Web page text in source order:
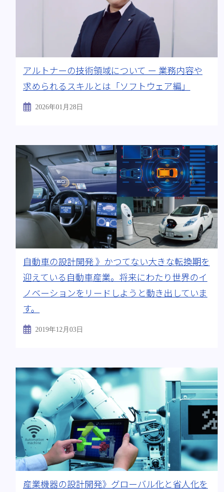
アルトナーの技術領域について ー 業務内容や
求められるスキルとは「ソフトウェア編」
2026年01月28日
自動車の設計開発 》かつてない大きな転換期を
迎えている自動車産業。将来にわたり世界のイ
ノベーションをリードしようと動き出していま
す。
2019年12月03日
産業機器の設計開発》グローバル化と省人化を